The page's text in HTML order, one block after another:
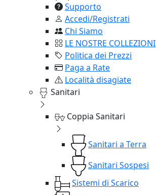
Supporto
Accedi/Registrati
Chi Siamo
LE NOSTRE COLLEZIONI
Politica dei Prezzi
Paga a Rate
Località disagiate
Sanitari
Coppia Sanitari
Sanitari a Terra
Sanitari Sospesi
Sistemi di Scarico